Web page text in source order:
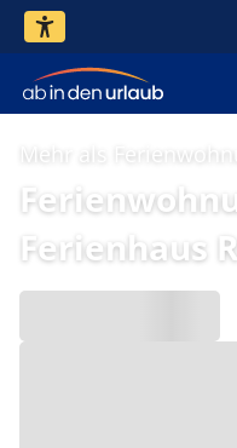
Mehr als
Ferienhaus